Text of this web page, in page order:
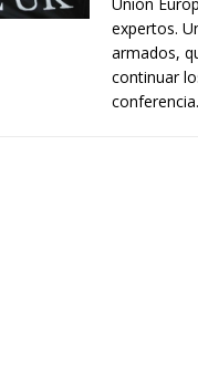
expertos.
armados,
continuar